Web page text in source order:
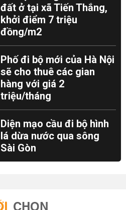
đất ở tại xã Tiến Thắng,
khởi điểm 7 triệu
đồng/m2
Phố đi bộ mới của Hà Nội
sẽ cho thuê các gian
hàng với giá 2
triệu/tháng
Diện mạo cầu đi bộ hình
lá dừa nước qua sông
Sài Gòn